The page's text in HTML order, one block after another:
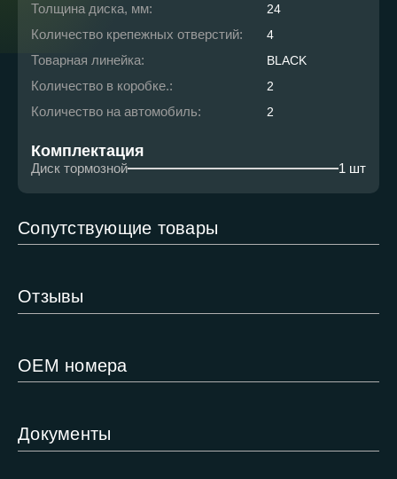
Толщина диска, мм: 24
Количество крепежных отверстий: 4
Товарная линейка: BLACK
Количество в коробке.: 2
Количество на автомобиль: 2
Комплектация
Диск тормозной 1 шт
Сопутствующие товары
Отзывы
ОЕМ номера
Документы